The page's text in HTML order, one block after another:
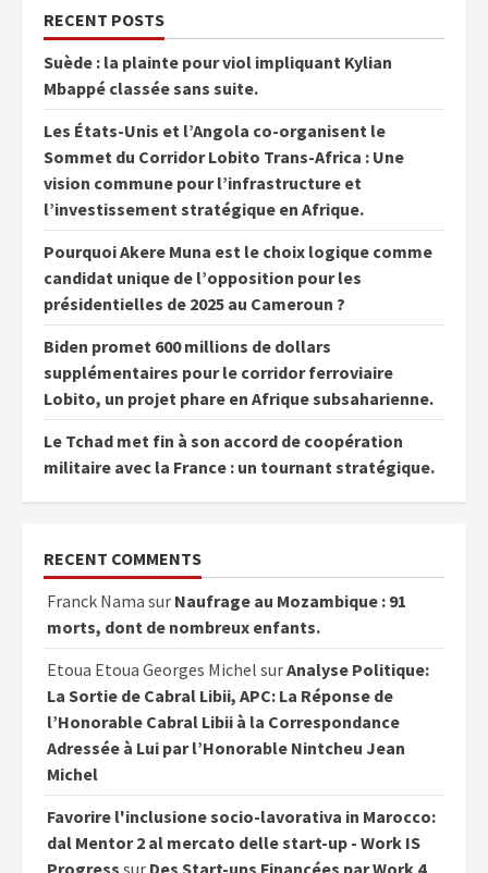
RECENT POSTS
Suède : la plainte pour viol impliquant Kylian
Mbappé classée sans suite.
Les États-Unis et l’Angola co-organisent le
Sommet du Corridor Lobito Trans-Africa : Une
vision commune pour l’infrastructure et
l’investissement stratégique en Afrique.
Pourquoi Akere Muna est le choix logique comme
candidat unique de l’opposition pour les
présidentielles de 2025 au Cameroun ?
Biden promet 600 millions de dollars
supplémentaires pour le corridor ferroviaire
Lobito, un projet phare en Afrique subsaharienne.
Le Tchad met fin à son accord de coopération
militaire avec la France : un tournant stratégique.
RECENT COMMENTS
Franck Nama sur Naufrage au Mozambique : 91
morts, dont de nombreux enfants.
Etoua Etoua Georges Michel surAnalyse Politique:
La Sortie de Cabral Libii, APC: La Réponse de
l’Honorable Cabral Libii à la Correspondance
Adressée à Lui par l’Honorable Nintcheu Jean
Michel
Favorire l'inclusione socio-lavorativa in Marocco:
dal Mentor 2 al mercato delle start-up - Work IS